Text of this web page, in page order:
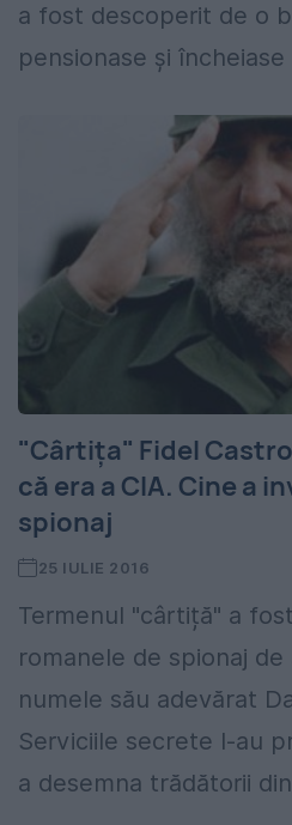
a fost descoperit de o
pensionase și
"Cârtița" Fidel
că era a CIA. Cine a
spionaj
25 IULIE 2016
Termenul "cârtiță" a
romanele de spionaj
numele său adevărat
Serviciile secrete l-au
a desemna trădătorii